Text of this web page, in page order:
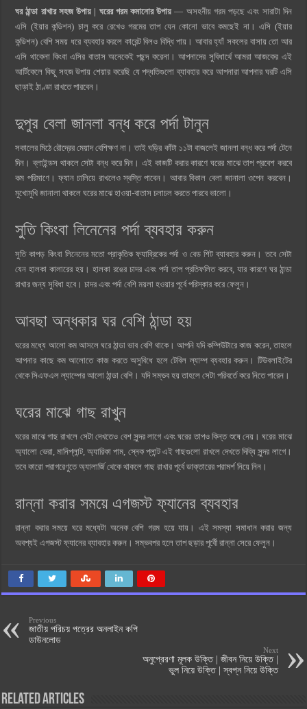
ঘর ঠান্ডা রাখার সহজ উপায় | ঘরের গরম কমানোর উপায় — অসহনীয় গরম পড়ছে এবং সারাটা দিন
এসি (ইয়ার কন্ডিশন) চালু করে রেখেও গরমের তাপ যেন কোনো ভাবে কমছেই না। এসি (ইয়ার
কন্ডিশন) বেশি সময় ধরে ব্যবহার করলে কারেন্ট বিলও বিদ্ধি পায়। আবার হ্যাঁ সকলের বাসায় তো আর
এসি থাকেনা কিংবা এসির বাতাস অনেকেই পছন্দ করেনা। আপনাদের সুবিধার্থে আমরা আজকের এই
আর্টিকেলে কিছু সহজ উপায় শেয়ার করেছি যে পদ্ধতিগুলো ব্যাবহার করে আপনারা আপনার ঘরটি এসি
ছাড়াই ঠাণ্ডা রাখতে পারবেন।
দুপুর বেলা জানলা বন্ধ করে পর্দা টানুন
সকালের মিঠে রৌদ্রের মেয়াদ বেশিক্ষণ না। তাই ঘড়ির কাঁটা ১১টা বাজলেই জানলা বন্ধ করে পর্দা টেনে
দিন। ব্লাইন্ডস থাকলে সেটা বন্ধ করে দিন। এই কাজটি করার কারণে ঘরের মাঝে তাপ প্রবেশ করবে
কম পরিমাণে। ফ্যান চালিয়ে রাখলেও স্বস্তি পাবেন। আবার বিকাল বেলা জানালা ওপেন করবেন।
মুখোমুখি জানালা থাকলে ঘরের মাঝে হাওয়া-বাতাস চলাচল করতে পারবে ভালো।
সুতি কিংবা লিনেনের পর্দা ব্যবহার করুন
সুতি কাপড় কিংবা লিনেনের মতো প্রাকৃতিক ফ্যাব্রিকের পর্দা ও বেড শিট ব্যাবহার করুন। তবে সেটা
যেন হালকা কালারের হয়। হালকা রঙের চাদর এবং পর্দা তাপ প্রতিফলিত করবে, যার কারণে ঘর ঠান্ডা
রাখার জন্য সুবিধা হবে। চাদর এবং পর্দা বেশি ময়লা হওয়ার পূর্বে পরিস্কার করে ফেলুন।
আবছা অন্ধকার ঘর বেশি ঠান্ডা হয়
ঘরের মধ্যে আলো কম আসলে ঘরে ঠান্ডা ভাব বেশি থাকে। আপনি যদি কম্পিউটারে কাজ করেন, তাহলে
আপনার কাছে কম আলোতে কাজ করতে অসুবিধে হলে টেবিল ল্যাম্প ব্যবহার করুন। টিউবলাইটের
থেকে সিএফএল ল্যাম্পের আলো ঠান্ডা বেশি। যদি সম্ভব হয় তাহলে সেটা পরিবর্তে করে নিতে পারেন।
ঘরের মাঝে গাছ রাখুন
ঘরের মাঝে গাছ রাখলে সেটা দেখতেও বেশ সুন্দর লাগে এবং ঘরের তাপও কিন্ত শুষে নেয়। ঘরের মাঝে
অ্যালো ভেরা, মানিপ্লান্ট, অ্যারিকা পাম, স্নেক প্লান্ট এই গাছগুলো রাখলে দেখতে দিব্যি সুন্দর লাগে।
তবে কারো পরাগরেণুতে অ্যালার্জি থেকে থাকলে গাছ রাখার পূর্বে ডাক্তারের পরামর্শ নিয়ে নিন।
রান্না করার সময়ে এগজস্ট ফ্যানের ব্যবহার
রান্না করার সময়ে ঘরে মধ্যেটা অনেক বেশি গরম হয়ে যায়। এই সমস্যা সমাধান করার জন্য
অবশ্যই এগজস্ট ফ্যানের ব্যাবহার করুন। সম্ভবপর হলে তাপ ছড়ার পূর্বেী রান্না সেরে ফেলুন।
Previous
জাতীয় পরিচয় পত্রের অনলাইন কপি
ডাউনলোড
Next
অনুপ্রেরণা মূলক উক্তি | জীবন নিয়ে উক্তি |
ভুল নিয়ে উক্তি | স্বপ্ন নিয়ে উক্তি
Related Articles